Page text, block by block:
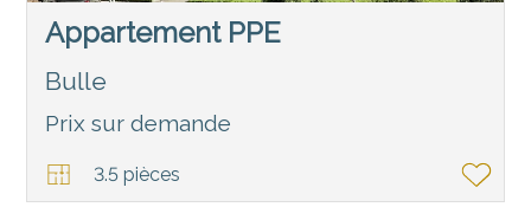
Appartement PPE
Bulle
Prix sur demande
3.5 pièces